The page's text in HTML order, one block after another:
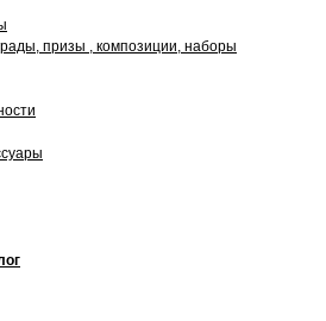
призы , композиции, наборы